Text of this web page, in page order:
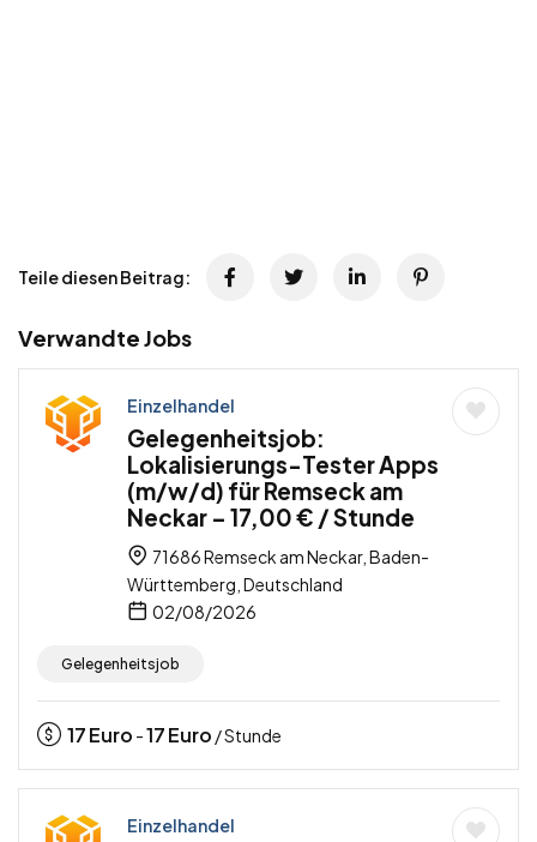
Teile diesen Beitrag:
Verwandte Jobs
Einzelhandel
Gelegenheitsjob:
Lokalisierungs-Tester Apps
(m/w/d) für Remseck am
Neckar – 17,00 € / Stunde
71686 Remseck am Neckar, Baden-
Württemberg, Deutschland
02/08/2026
Gelegenheitsjob
17Euro -17Euro / Stunde
Einzelhandel